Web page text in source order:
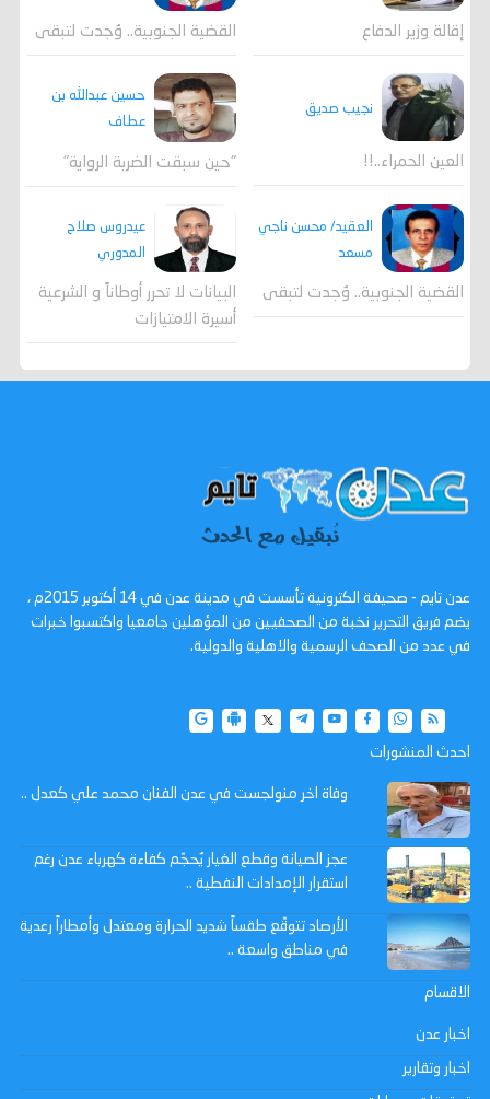
إقالة وزير الدفاع القضية الجنوبية.. وُجدت لتبقى
نجيب صديق
العين الحمراء..!!
حسين عبدالله بن
عطاف
"حين سبقت الضربة الرواية"
العقيد/ محسن ناجي
مسعد
القضية الجنوبية.. وُجدت لتبقى
عيدروس صلاح
المدوري
البيانات لا تحرر أوطاناً و الشرعية
أسيرة الامتيازات
عدن تايم - صحيفة الكترونية تأسست في مدينة عدن في 14 أكتوبر 2015م ،
يضم فريق التحرير نخبة من الصحفيين من المؤهلين جامعيا واكتسبوا خبرات
في عدد من الصحف الرسمية والاهلية والدولية.
احدث المنشورات
وفاة اخر منولجست في عدن الفنان محمد علي كعدل ..
عجز الصيانة وقطع الغيار يُحجّم كفاءة كهرباء عدن رغم
استقرار الإمدادات النفطية ..
الأرصاد تتوقّع طقساً شديد الحرارة ومعتدل وأمطاراً رعدية
في مناطق واسعة ..
الاقسام
اخبار عدن
اخبار وتقارير